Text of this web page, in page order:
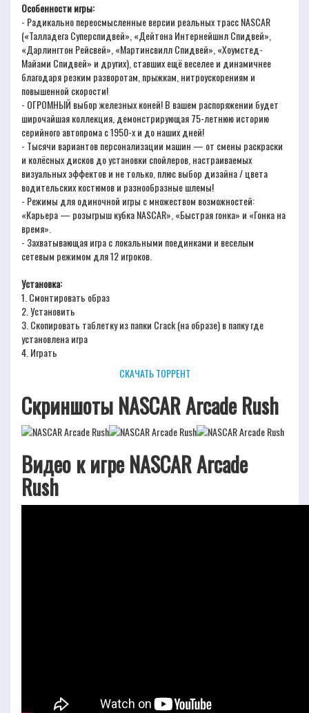
Особенности игры:
- Радикально переосмысленные версии реальных трасс NASCAR
(«Талладега Суперспидвей», «Дейтона Интернейшнл Спидвей»,
«Дарлингтон Рейсвей», «Мартинсвилл Спидвей», «Хоумстед-
Майами Спидвей» и других), ставших ещё веселее и динамичнее
благодаря резким разворотам, прыжкам, нитроускорениям и
повышенной скорости!
- ОГРОМНЫЙ выбор железных коней! В вашем распоряжении будет
широчайшая коллекция, демонстрирующая 75-летнюю историю
серийного автопрома с 1950-х и до наших дней!
- Тысячи вариантов персонализации машин — от смены раскраски
и колёсных дисков до установки спойлеров, настраиваемых
визуальных эффектов и не только, плюс выбор дизайна / цвета
водительских костюмов и разнообразные шлемы!
- Режимы для одиночной игры с множеством возможностей:
«Карьера — розыгрыш кубка NASCAR», «Быстрая гонка» и «Гонка на
время».
- Захватывающая игра с локальными поединками и веселым
сетевым режимом для 12 игроков.
Установка:
1. Смонтировать образ
2. Установить
3. Скопировать таблетку из папки Crack (на образе) в папку где
установлена игра
4. Играть
СКАЧАТЬ ТОРРЕНТ
Скриншоты NASCAR Arcade Rush
Видео к игре NASCAR Arcade
Rush